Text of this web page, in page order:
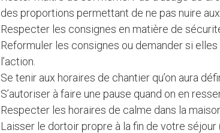
des proportions permettant de ne pas nuire aux
Respecter les consignes en matière de
Reformuler les consignes ou demander si
l’action.
Se tenir aux horaires de chantier qu’on aura
S’autoriser à faire une pause quand on en
Respecter les horaires de calme dans la
Laisser le dortoir propre à la fin de votre séjour